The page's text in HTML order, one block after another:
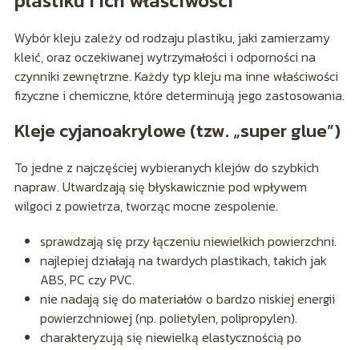
Wybór kleju zależy od rodzaju plastiku, jaki zamierzamy
kleić, oraz oczekiwanej wytrzymałości i odporności na
czynniki zewnętrzne. Każdy typ kleju ma inne właściwości
fizyczne i chemiczne, które determinują jego zastosowania.
Kleje cyjanoakrylowe (tzw. „super glue”)
To jedne z najczęściej wybieranych klejów do szybkich
napraw. Utwardzają się błyskawicznie pod wpływem
wilgoci z powietrza, tworząc mocne zespolenie.
sprawdzają się przy łączeniu niewielkich powierzchni.
najlepiej działają na twardych plastikach, takich jak
ABS, PC czy PVC.
nie nadają się do materiałów o bardzo niskiej energii
powierzchniowej (np. polietylen, polipropylen).
charakteryzują się niewielką elastycznością po